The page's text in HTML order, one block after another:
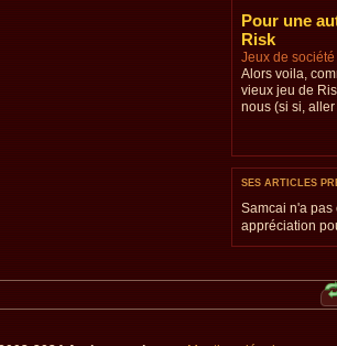
Pour une
Risk
Jeux de société
Alors voila,
vieux jeu de
nous (si si,
SES ARTICLES
Samcai n'a pas
appréciation